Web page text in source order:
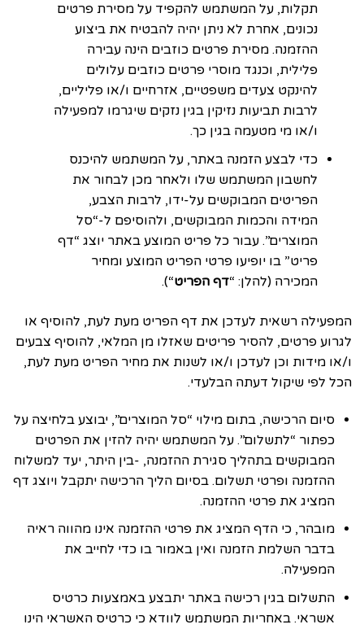
תקלות, על המשתמש להקפיד על מסירת פרטים
נכונים, אחרת לא ניתן יהיה להבטיח את ביצוע
ההזמנה. מסירת פרטים כוזבים הינה עבירה
פלילית, וכנגד מוסרי פרטים כוזבים עלולים
להינקט צעדים משפטיים, אזרחיים ו/או פליליים,
לרבות תביעות נזיקין בגין נזקים שיגרמו למפעילה
ו/או מי מטעמה בגין כך.
כדי לבצע הזמנה באתר, על המשתמש להיכנס
לחשבון המשתמש שלו ולאחר מכן לבחור את
הפריטים המבוקשים על-ידו, לרבות הצבע,
המידה והכמות המבוקשים, ולהוסיפם ל-“סל
המוצרים”. עבור כל פריט המוצע באתר יוצג “דף
פריט” בו יופיעו פרטי הפריט המוצע ומחיר
המכירה (להלן: “דף הפריט“).
המפעילה רשאית לעדכן את דף הפריט מעת לעת, להוסיף או
לגרוע פרטים, להסיר פריטים שאזלו מן המלאי, להוסיף צבעים
ו/או מידות וכן לעדכן ו/או לשנות את מחיר הפריט מעת לעת,
הכל לפי שיקול דעתה הבלעדי.
סיום הרכישה, בתום מילוי “סל המוצרים”, יבוצע בלחיצה על
כפתור “לתשלום”. על המשתמש יהיה להזין את הפרטים
המבוקשים בתהליך סגירת ההזמנה, -בין היתר, יעד למשלוח
ההזמנה ופרטי תשלום. בסיום הליך הרכישה יתקבל ויוצג דף
המציג את פרטי ההזמנה.
מובהר, כי הדף המציג את פרטי ההזמנה אינו מהווה ראיה
בדבר השלמת הזמנה ואין באמור בו כדי לחייב את
המפעילה.
התשלום בגין רכישה באתר יתבצע באמצעות כרטיס
אשראי. באחריות המשתמש לוודא כי כרטיס האשראי הינו